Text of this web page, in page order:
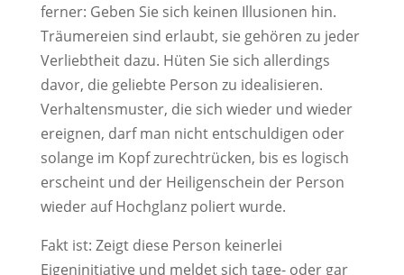
ferner: Geben Sie sich keinen Illusionen hin.
Träumereien sind erlaubt, sie gehören zu jeder
Verliebtheit dazu. Hüten Sie sich allerdings
davor, die geliebte Person zu idealisieren.
Verhaltensmuster, die sich wieder und wieder
ereignen, darf man nicht entschuldigen oder
solange im Kopf zurechtrücken, bis es logisch
erscheint und der Heiligenschein der Person
wieder auf Hochglanz poliert wurde.
Fakt ist: Zeigt diese Person keinerlei
Eigeninitiative und meldet sich tage- oder gar